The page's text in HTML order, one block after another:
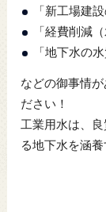
「新工場建
「経費削減
「地下水の
などの御事情
ださい！
工業用水は、
る地下水を涵養